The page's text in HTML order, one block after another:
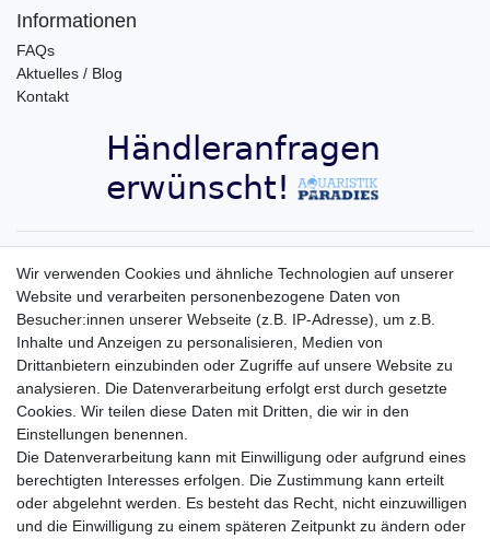
Informationen
FAQs
Aktuelles / Blog
Kontakt
Aquaristik-Paradies Newsletter
E-MAIL **
Newsletter
Honig
Hiermit bestätige ich, dass ich dieDaten­schutz­erklärunggelesen habe. Meine
** Hierbei handelt es sich um ein Pflichtfeld.
Wir verwenden Cookies und ähnliche Technologien auf unserer
Website und verarbeiten personenbezogene Daten von
Besucher:innen unserer Webseite (z.B. IP-Adresse), um z.B.
Inhalte und Anzeigen zu personalisieren, Medien von
Drittanbietern einzubinden oder Zugriffe auf unsere Website zu
analysieren. Die Datenverarbeitung erfolgt erst durch gesetzte
Cookies. Wir teilen diese Daten mit Dritten, die wir in den
Einstellungen benennen.
Die Datenverarbeitung kann mit Einwilligung oder aufgrund eines
berechtigten Interesses erfolgen. Die Zustimmung kann erteilt
oder abgelehnt werden. Es besteht das Recht, nicht einzuwilligen
und die Einwilligung zu einem späteren Zeitpunkt zu ändern oder